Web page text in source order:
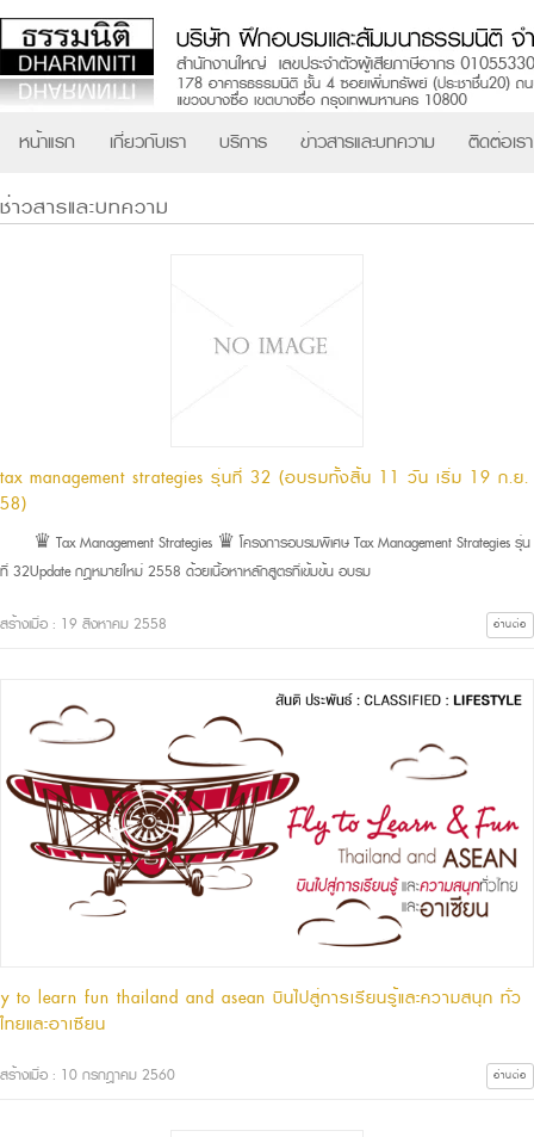
หน้าแรก เกี่ยวกับเรา บริการ ข่าวสารและบทความ ติดต่อเรา
ช่าวสารและบทความ
tax management strategies รุ่นที่ 32 (อบรมทั้งสิ้น 11 วัน เริ่ม 19 ก.ย.
58)
♛ Tax Management Strategies ♛ โครงการอบรมพิเศษ Tax Management Strategies รุ่น
ที่ 32Update กฎหมายใหม่ 2558 ด้วยเนื้อหาหลักสูตรที่เข้มข้น อบรม
สร้างเมื่อ : 19 สิงหาคม 2558 อ่านต่อ
fly to learn fun thailand and asean บินไปสู่การเรียนรู้และความสนุก ทั่ว
ไทยและอาเซียน
สร้างเมื่อ : 10 กรกฎาคม 2560 อ่านต่อ